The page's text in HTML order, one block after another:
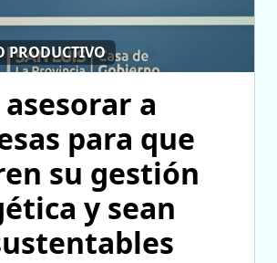
PRODUCTIVO
a
para que
su gestión
y sean